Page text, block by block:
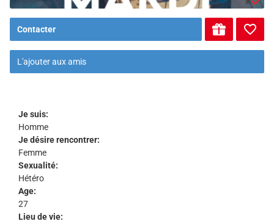
Contacter
L'ajouter aux amis
Je suis:
Homme
Je désire rencontrer:
Femme
Sexualité:
Hétéro
Age:
27
Lieu de vie: